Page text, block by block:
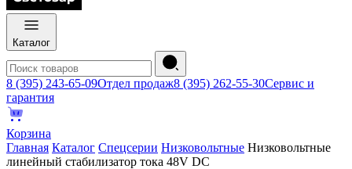
Каталог
8 (395) 243-65-09Отдел продаж8 (395) 262-55-30Сервис и
гарантия
Корзина
Главная Каталог Спецсерии Низковольтные Низковольтные
линейный стабилизатор тока 48V DC